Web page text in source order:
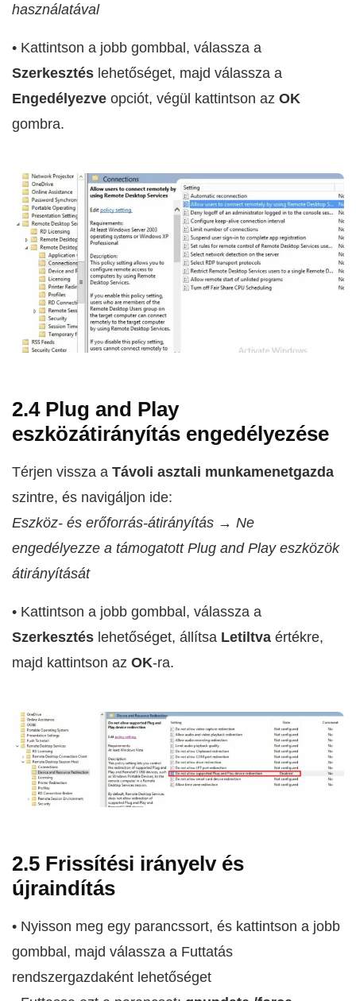
használatával
• Kattintson a jobb gombbal, válassza a
Szerkesztés lehetőséget, majd válassza a
Engedélyezve opciót, végül kattintson az OK
gombra.
2.4 Plug and Play
eszközátirányítás engedélyezése
Térjen vissza a Távoli asztali munkamenetgazda
szintre, és navigáljon ide:
Eszköz- és erőforrás-átirányítás → Ne
engedélyezze a támogatott Plug and Play eszközök
átirányítását
• Kattintson a jobb gombbal, válassza a
Szerkesztés lehetőséget, állítsa Letiltva értékre,
majd kattintson az OK-ra.
2.5 Frissítési irányelv és
újraindítás
• Nyisson meg egy parancssort, és kattintson a jobb
gombbal, majd válassza a Futtatás
rendszergazdaként lehetőséget